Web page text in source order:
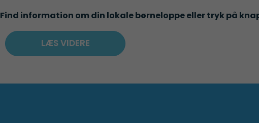
Find information om din lokale børneloppe eller tryk på
LÆS VIDERE